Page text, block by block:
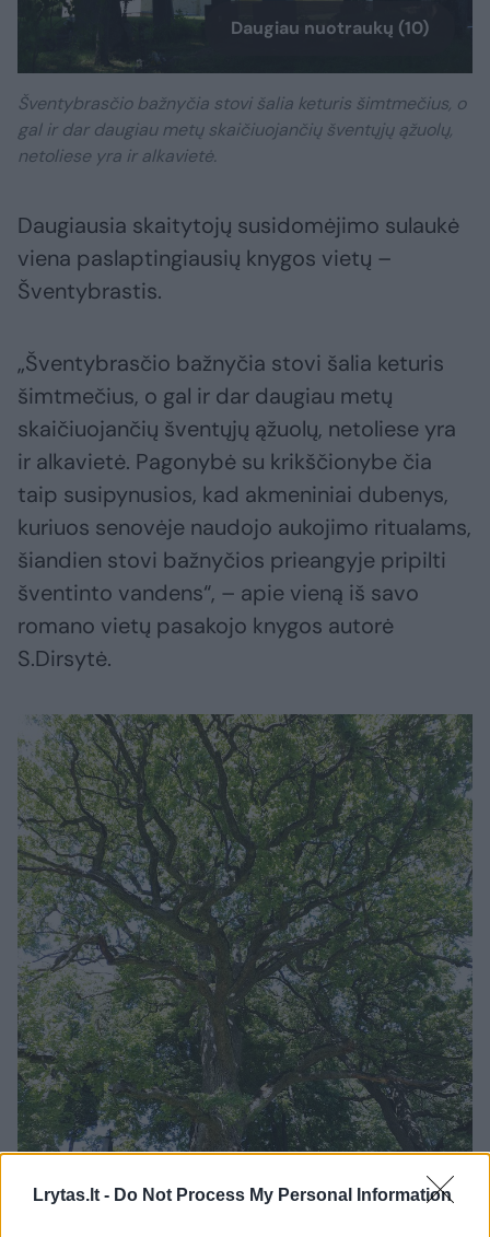
Lrytas.lt - Do Not Process My Personal Information
Daugiau nuotraukų (10)
Šventybrasčio bažnyčia stovi šalia keturis šimtmečius, o
gal ir dar daugiau metų skaičiuojančių šventųjų ąžuolų,
netoliese yra ir alkavietė.
Daugiausia skaitytojų susidomėjimo sulaukė
viena paslaptingiausių knygos vietų –
Šventybrastis.
„Šventybrasčio bažnyčia stovi šalia keturis
šimtmečius, o gal ir dar daugiau metų
skaičiuojančių šventųjų ąžuolų, netoliese yra
ir alkavietė. Pagonybė su krikščionybe čia
taip susipynusios, kad akmeniniai dubenys,
kuriuos senovėje naudojo aukojimo ritualams,
šiandien stovi bažnyčios prieangyje pripilti
šventinto vandens“, – apie vieną iš savo
romano vietų pasakojo knygos autorė
S.Dirsytė.